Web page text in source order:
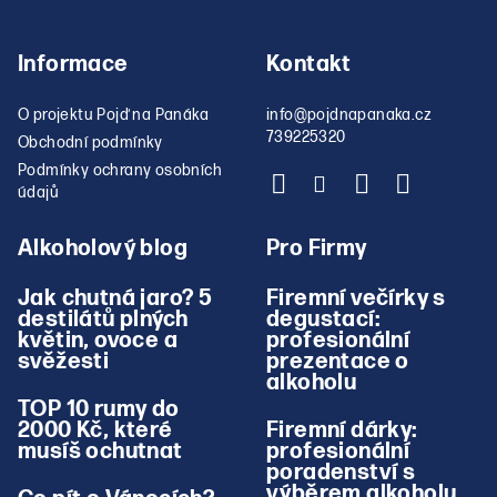
Informace
O projektu Pojď na Panáka
Obchodní podmínky
Podmínky ochrany osobních
údajů
Kontakt
info@pojdnapanaka.cz
739225320
Alkoholový blog
Jak chutná jaro? 5
destilátů plných
květin, ovoce a
svěžesti
TOP 10 rumy do
2000 Kč, které
musíš ochutnat
Pro Firmy
Firemní večírky s
degustací:
profesionální
prezentace o
alkoholu
Firemní dárky:
profesionální
poradenství s